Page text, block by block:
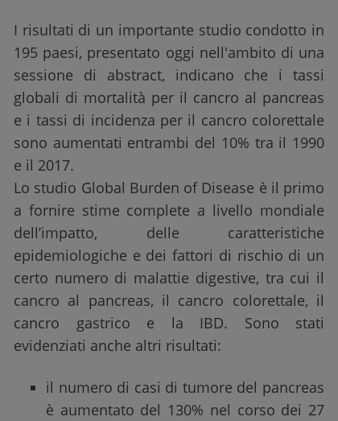
I risultati di un importante studio condotto in
195 paesi, presentato oggi nell'ambito di una
sessione di abstract, indicano che i tassi
globali di mortalità per il cancro al pancreas
e i tassi di incidenza per il cancro colorettale
sono aumentati entrambi del 10% tra il 1990
e il 2017.
Lo studio Global Burden of Disease è il primo
a fornire stime complete a livello mondiale
dell’impatto, delle caratteristiche
epidemiologiche e dei fattori di rischio di un
certo numero di malattie digestive, tra cui il
cancro al pancreas, il cancro colorettale, il
cancro gastrico e la IBD. Sono stati
evidenziati anche altri risultati:
il numero di casi di tumore del pancreas
è aumentato del 130% nel corso dei 27